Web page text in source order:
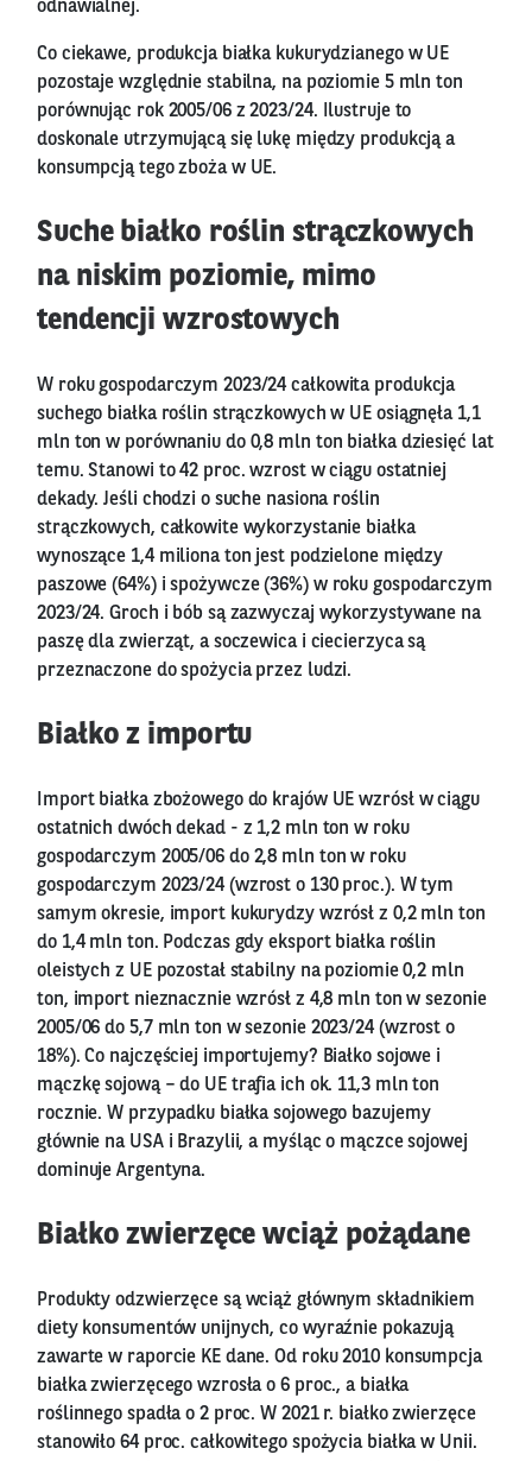
odnawialnej.
Co ciekawe, produkcja białka kukurydzianego w UE
pozostaje względnie stabilna, na poziomie 5 mln ton
porównując rok 2005/06 z 2023/24. Ilustruje to
doskonale utrzymującą się lukę między produkcją a
konsumpcją tego zboża w UE.
Suche białko roślin strączkowych
na niskim poziomie, mimo
tendencji wzrostowych
W roku gospodarczym 2023/24 całkowita produkcja
suchego białka roślin strączkowych w UE osiągnęła 1,1
mln ton w porównaniu do 0,8 mln ton białka dziesięć lat
temu. Stanowi to 42 proc. wzrost w ciągu ostatniej
dekady. Jeśli chodzi o suche nasiona roślin
strączkowych, całkowite wykorzystanie białka
wynoszące 1,4 miliona ton jest podzielone między
paszowe (64%) i spożywcze (36%) w roku gospodarczym
2023/24. Groch i bób są zazwyczaj wykorzystywane na
paszę dla zwierząt, a soczewica i ciecierzyca są
przeznaczone do spożycia przez ludzi.
Białko z importu
Import białka zbożowego do krajów UE wzrósł w ciągu
ostatnich dwóch dekad - z 1,2 mln ton w roku
gospodarczym 2005/06 do 2,8 mln ton w roku
gospodarczym 2023/24 (wzrost o 130 proc.). W tym
samym okresie, import kukurydzy wzrósł z 0,2 mln ton
do 1,4 mln ton. Podczas gdy eksport białka roślin
oleistych z UE pozostał stabilny na poziomie 0,2 mln
ton, import nieznacznie wzrósł z 4,8 mln ton w sezonie
2005/06 do 5,7 mln ton w sezonie 2023/24 (wzrost o
18%). Co najczęściej importujemy? Białko sojowe i
mączkę sojową – do UE trafia ich ok. 11,3 mln ton
rocznie. W przypadku białka sojowego bazujemy
głównie na USA i Brazylii, a myśląc o mączce sojowej
dominuje Argentyna.
Białko zwierzęce wciąż pożądane
Produkty odzwierzęce są wciąż głównym składnikiem
diety konsumentów unijnych, co wyraźnie pokazują
zawarte w raporcie KE dane. Od roku 2010 konsumpcja
białka zwierzęcego wzrosła o 6 proc., a białka
roślinnego spadła o 2 proc. W 2021 r. białko zwierzęce
stanowiło 64 proc. całkowitego spożycia białka w Unii.